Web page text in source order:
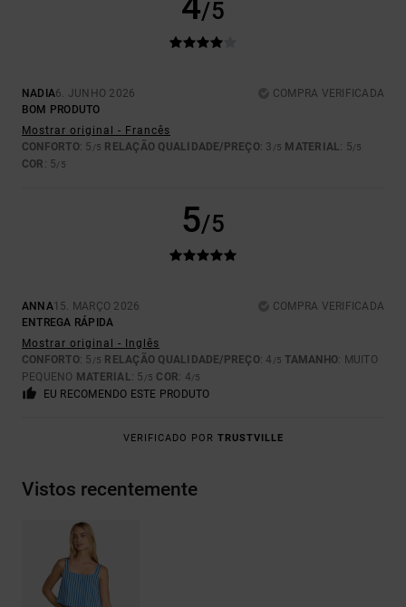
/5
NADIA6. JUNHO 2026
COMPRA VERIFICADA
BOM PRODUTO
Mostrar original - Francês
CONFORTO: 5 /5 RELAÇÃO QUALIDADE/PREÇO: 3 /5 MATERIAL: 5/5
COR : 5/5
5/5
ANNA15. MARÇO 2026
COMPRA VERIFICADA
ENTREGA RÁPIDA
Mostrar original - Inglês
CONFORTO: 5 /5 RELAÇÃO QUALIDADE/PREÇO: 4 /5 TAMANHO: MUITO
PEQUENO MATERIAL: 5 /5 COR: 4/5
EU RECOMENDO ESTE PRODUTO
VERIFICADO POR TRUSTVILLE
Vistos recentemente